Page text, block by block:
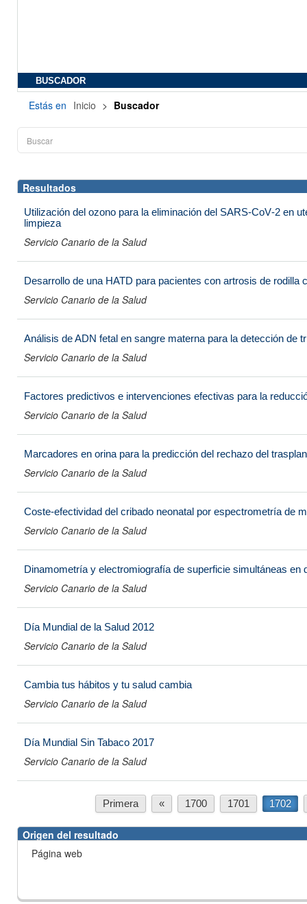
BUSCADOR
Estás en Inicio > Buscador
Resultados
Utilización del ozono para la eliminación del SARS‐CoV‐2 en
limpieza
Servicio Canario de la Salud
Desarrollo de una HATD para pacientes con artrosis de rodilla
Servicio Canario de la Salud
Análisis de ADN fetal en sangre materna para la detección de
Servicio Canario de la Salud
Factores predictivos e intervenciones efectivas para la
Servicio Canario de la Salud
Marcadores en orina para la predicción del rechazo del
Servicio Canario de la Salud
Coste-efectividad del cribado neonatal por espectrometría de
Servicio Canario de la Salud
Dinamometría y electromiografía de superficie simultáneas en
Servicio Canario de la Salud
Día Mundial de la Salud 2012
Servicio Canario de la Salud
Cambia tus hábitos y tu salud cambia
Servicio Canario de la Salud
Día Mundial Sin Tabaco 2017
Servicio Canario de la Salud
Primera « 1700 1701 1702
Origen del resultado
Página web